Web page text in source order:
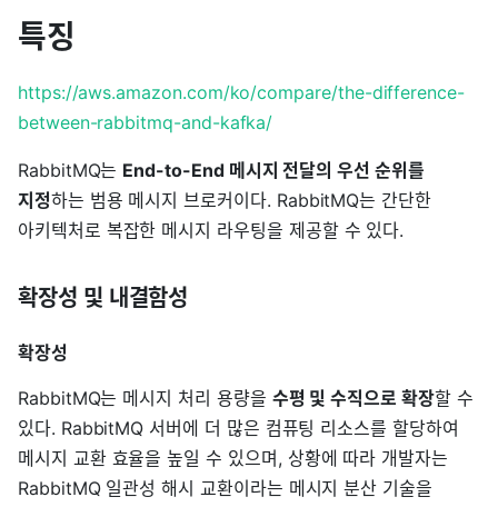
특징
https://aws.amazon.com/ko/compare/the-difference-
between-rabbitmq-and-kafka/
RabbitMQ는 End-to-End 메시지 전달의 우선 순위를
지정하는 범용 메시지 브로커이다. RabbitMQ는 간단한
아키텍처로 복잡한 메시지 라우팅을 제공할 수 있다.
확장성 및 내결함성
확장성
RabbitMQ는 메시지 처리 용량을 수평 및 수직으로 확장할 수
있다. RabbitMQ 서버에 더 많은 컴퓨팅 리소스를 할당하여
메시지 교환 효율을 높일 수 있으며, 상황에 따라 개발자는
RabbitMQ 일관성 해시 교환이라는 메시지 분산 기술을